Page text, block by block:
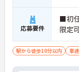
応募要件
■初
限定
駅から徒歩10分以内 車